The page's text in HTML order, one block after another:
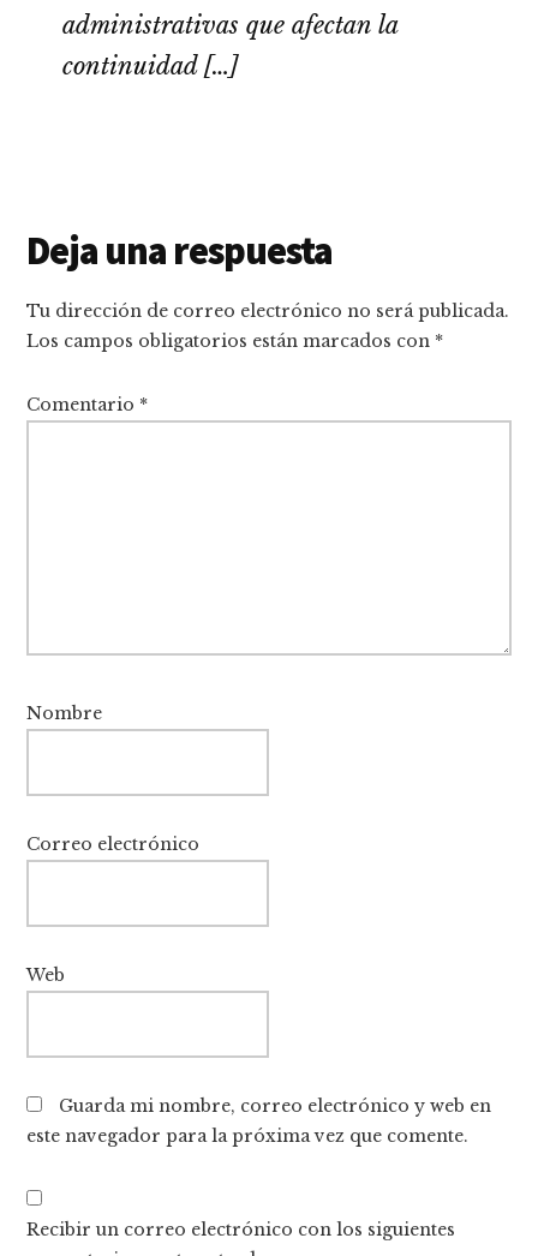
administrativas que afectan la
continuidad […]
Interacciones
con
los
Deja una respuesta
Tu dirección de correo electrónico no será publicada.
Los campos obligatorios están marcados con *
Comentario *
Nombre
Correo electrónico
Web
Guarda mi nombre, correo electrónico y web en
este navegador para la próxima vez que comente.
Recibir un correo electrónico con los siguientes